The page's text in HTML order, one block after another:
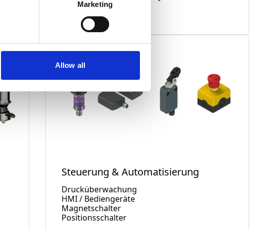
Marketing
Allow all
Spindelhubgetriebe
Steuerung & Automatisierung
Drucküberwachung
HMI / Bediengeräte
Magnetschalter
Positionsschalter